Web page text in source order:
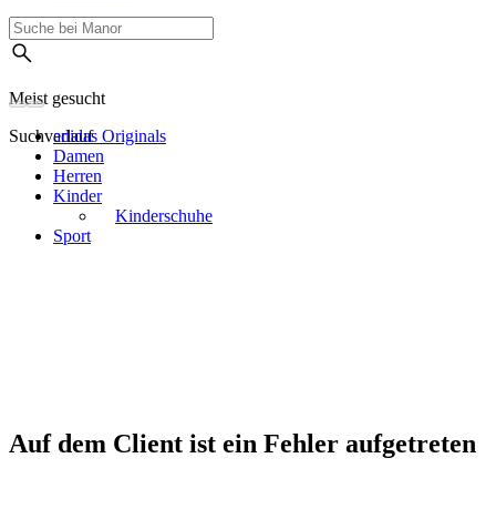
Meist gesucht
Suchverlaufadidas Originals
Damen
Herren
Kinder
Kinderschuhe
Sport
Auf dem Client ist ein Fehler aufgetreten